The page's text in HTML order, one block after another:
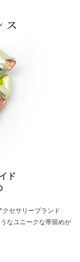
ド
セサリーブランド
なユニークな帯留めが